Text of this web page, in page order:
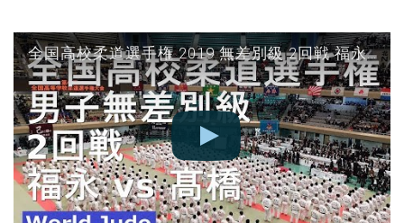
全国高校柔道選手権 2019 無差別級 2回戦 福永 vs 髙橋 JUDO